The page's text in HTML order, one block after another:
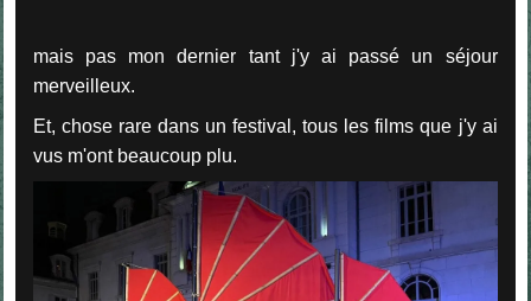
mais pas mon dernier tant j'y ai passé un séjour
merveilleux.
Et, chose rare dans un festival, tous les films que j'y ai
vus m'ont beaucoup plu.